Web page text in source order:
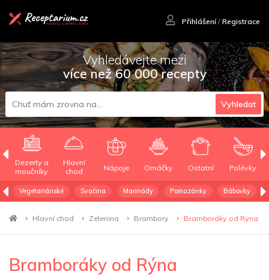
Přihlášení/ Registrace
Vyhledávejte mezi
více než 60 000 recepty
Vyhledat
Dezerty a
moučníky
Hlavní
chod
Nápoje Omáčky Ostatní Polévky
Vegetariánské Svačina Marinády Pomazánky Bábovky
Hlavní chod Zelenina Brambory Bramboráky od Rýna
Bramboráky od Rýna